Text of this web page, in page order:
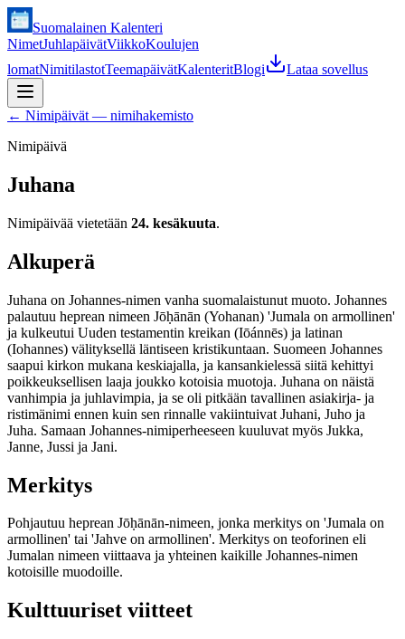
Suomalainen Kalenteri
NimetJuhlapäivätViikkoKoulujen
lomatNimitilastotTeemapäivätKalenteritBlogi Lataa sovellus
← Nimipäivät — nimihakemisto
Nimipäivä
Juhana
Nimipäivää vietetään 24. kesäkuuta.
Alkuperä
Juhana on Johannes-nimen vanha suomalaistunut muoto. Johannes
palautuu heprean nimeen Jōḥānān (Yohanan) 'Jumala on armollinen'
ja kulkeutui Uuden testamentin kreikan (Iōánnēs) ja latinan
(Iohannes) välityksellä läntiseen kristikuntaan. Suomeen Johannes
saapui kirkon mukana keskiajalla, ja kansankielessä siitä kehittyi
poikkeuksellisen laaja joukko kotoisia muotoja. Juhana on näistä
vanhimpia ja juhlavimpia, ja se oli pitkään tavallinen asiakirja- ja
ristimänimi ennen kuin sen rinnalle vakiintuivat Juhani, Juho ja
Juha. Samaan Johannes-nimiperheeseen kuuluvat myös Jukka,
Janne, Jussi ja Jani.
Merkitys
Pohjautuu heprean Jōḥānān-nimeen, jonka merkitys on 'Jumala on
armollinen' tai 'Jahve on armollinen'. Merkitys on teoforinen eli
Jumalan nimeen viittaava ja yhteinen kaikille Johannes-nimen
kotoisille muodoille.
Kulttuuriset viitteet